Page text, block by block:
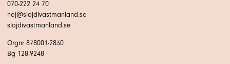
070-222 24 70
hej@slojdivastmanland.se
slojdivastmanland.se
Orgnr 878001-2830
Bg 128-9248